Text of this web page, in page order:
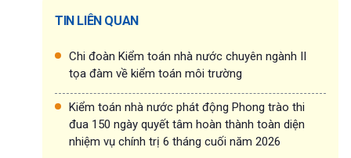
TIN LIÊN QUAN
Chi đoàn Kiểm toán nhà nước chuyên ngành II
tọa đàm về kiểm toán môi trường
Kiểm toán nhà nước phát động Phong trào thi
đua 150 ngày quyết tâm hoàn thành toàn diện
nhiệm vụ chính trị 6 tháng cuối năm 2026